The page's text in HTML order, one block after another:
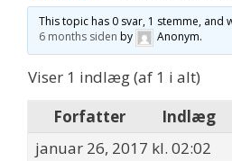
This topic has 0 svar, 1 stemme, and
6 months siden by Anonym.
Viser 1 indlæg (af 1 i alt)
Forfatter
Indlæg
januar 26, 2017 kl. 02:02